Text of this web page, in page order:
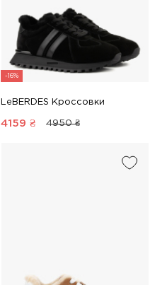
-16%
LeBERDES Кроссовки
4159 ₴ 4950 ₴